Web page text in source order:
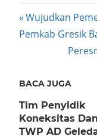
Post
Previous
Post:
Wujudkan
Pemkab Gresik
Next
BACA JUGA
Tim Penyidik
Koneksitas
TWP AD